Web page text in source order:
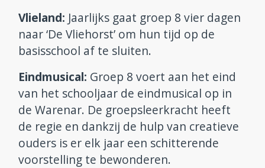
Vlieland: Jaarlijks gaat groep 8 vier dagen
naar ‘De Vliehorst’ om hun tijd op de
basisschool af te sluiten.
Eindmusical: Groep 8 voert aan het eind
van het schooljaar de eindmusical op in
de Warenar. De groepsleerkracht heeft
de regie en dankzij de hulp van creatieve
ouders is er elk jaar een schitterende
voorstelling te bewonderen.